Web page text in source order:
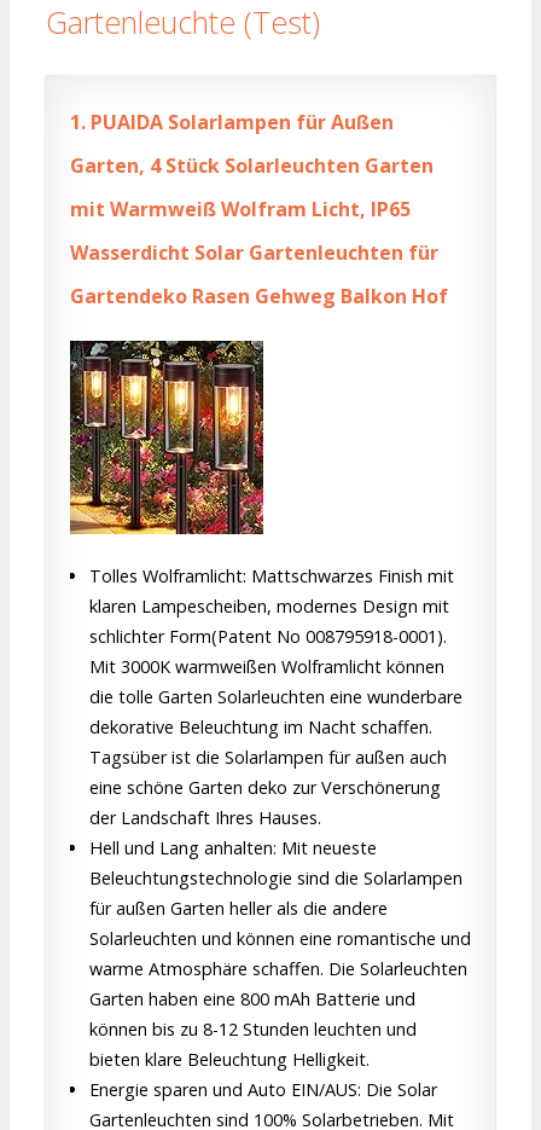
Gartenleuchte (Test)
1. PUAIDA Solarlampen für Außen
Garten, 4 Stück Solarleuchten Garten
mit Warmweiß Wolfram Licht, IP65
Wasserdicht Solar Gartenleuchten für
Gartendeko Rasen Gehweg Balkon Hof
Tolles Wolframlicht: Mattschwarzes Finish mit
klaren Lampescheiben, modernes Design mit
schlichter Form(Patent No 008795918-0001).
Mit 3000K warmweißen Wolframlicht können
die tolle Garten Solarleuchten eine wunderbare
dekorative Beleuchtung im Nacht schaffen.
Tagsüber ist die Solarlampen für außen auch
eine schöne Garten deko zur Verschönerung
der Landschaft Ihres Hauses.
Hell und Lang anhalten: Mit neueste
Beleuchtungstechnologie sind die Solarlampen
für außen Garten heller als die andere
Solarleuchten und können eine romantische und
warme Atmosphäre schaffen. Die Solarleuchten
Garten haben eine 800 mAh Batterie und
können bis zu 8-12 Stunden leuchten und
bieten klare Beleuchtung Helligkeit.
Energie sparen und Auto EIN/AUS: Die Solar
Gartenleuchten sind 100% Solarbetrieben. Mit